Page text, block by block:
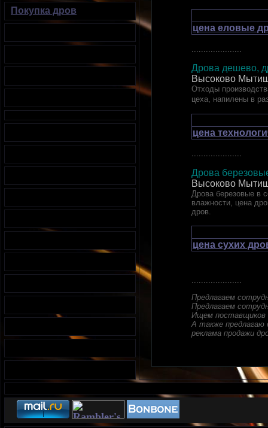
цена еловые
.....................
Дрова дешево,
Высоково
Отходы
цеха, напилены в
цена
.....................
Дрова
Высоково
Дрова березовые в
влажности, цена
дров.
цена сухих
.....................
Предлагаем
Предлагаем
Ищем поставщиков
А также предлагаю
реклама продажи
Покупка дров